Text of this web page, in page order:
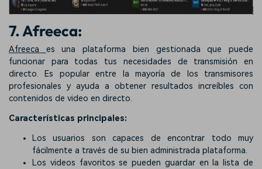
7. Afreeca:
Afreeca es una plataforma bien gestionada que puede
funcionar para todas tus necesidades de transmisión en
directo. Es popular entre la mayoría de los transmisores
profesionales y ayuda a obtener resultados increíbles con
contenidos de video en directo.
Características principales:
Los usuarios son capaces de encontrar todo muy
fácilmente a través de su bien administrada plataforma.
Los videos favoritos se pueden guardar en la lista de